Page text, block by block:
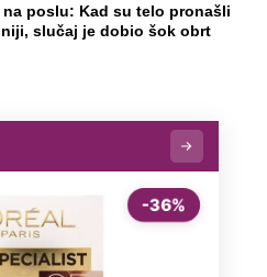
sebi mini odmor od